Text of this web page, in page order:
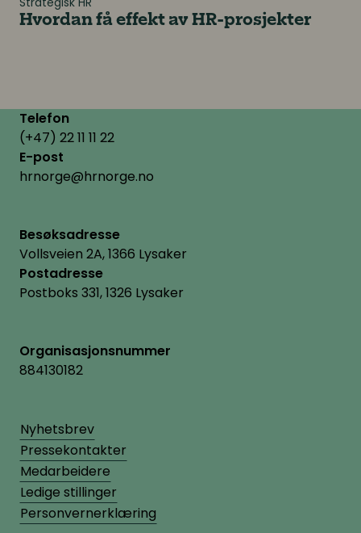
Hvordan få effekt av HR-prosjekter
Telefon
(+47) 22 11 11 22
E-post
hrnorge@hrnorge.no
Besøksadresse
Vollsveien 2A, 1366 Lysaker
Postadresse
Postboks 331, 1326 Lysaker
Organisasjonsnummer
884130182
Nyhetsbrev
Pressekontakter
Medarbeidere
Ledige stillinger
Personvernerklæring